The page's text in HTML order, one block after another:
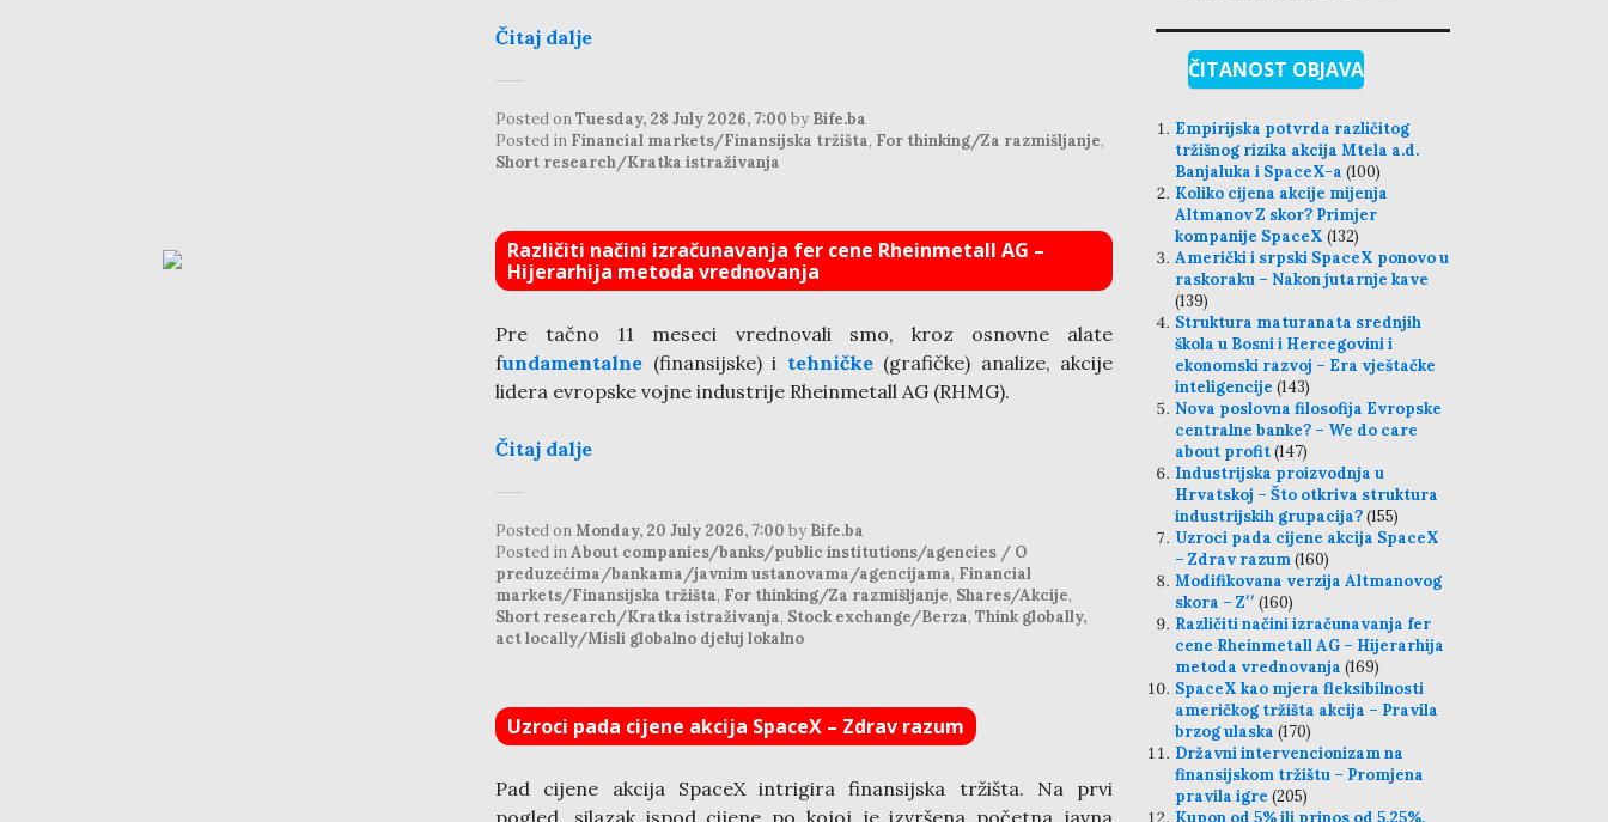
Čitaj dalje
Posted onTuesday, 28 July 2026, 7:00 by Bife.ba
Posted in Financial markets/Finansijska tržišta, For thinking/Za razmišljanje,
Short research/Kratka istraživanja
Različiti načini izračunavanja fer cene Rheinmetall AG –
Hijerarhija metoda vrednovanja
Pre tačno 11 meseci vrednovali smo, kroz osnovne alate
fundamentalne (finansijske) i tehničke(grafičke) analize, akcije
lidera evropske vojne industrije Rheinmetall AG (RHMG).
Čitaj dalje
Posted on Monday, 20 July 2026, 7:00 by Bife.ba
Posted inAbout companies/banks/public institutions/agencies / O
preduzećima/bankama/javnim ustanovama/agencijama, Financial
markets/Finansijska tržišta, For thinking/Za razmišljanje, Shares/Akcije,
Short research/Kratka istraživanja, Stock exchange/Berza, Think globally,
act locally/Misli globalno djeluj lokalno
Uzroci pada cijene akcija SpaceX – Zdrav razum
Pad cijene akcija SpaceX intrigira finansijska tržišta. Na prvi
pogled, silazak ispod cijene po kojoj je izvršena početna javna
ČITANOST OBJAVA
Empirijska potvrda različitog
tržišnog rizika akcija Mtela a.d.
Banjaluka i SpaceX-a (100)
Koliko cijena akcije mijenja
Altmanov Z skor? Primjer
kompanije SpaceX (132)
Američki i srpski SpaceX ponovo u
raskoraku – Nakon jutarnje kave
(139)
Struktura maturanata srednjih
škola u Bosni i Hercegovini i
ekonomski razvoj – Era vještačke
inteligencije (143)
Nova poslovna filosofija Evropske
centralne banke? – We do care
about profit(147)
Industrijska proizvodnja u
Hrvatskoj – Što otkriva struktura
industrijskih grupacija?(155)
Uzroci pada cijene akcija SpaceX
– Zdrav razum(160)
Modifikovana verzija Altmanovog
skora – Z′′ (160)
Različiti načini izračunavanja fer
cene Rheinmetall AG – Hijerarhija
metoda vrednovanja (169)
SpaceX kao mjera fleksibilnosti
američkog tržišta akcija – Pravila
brzog ulaska (170)
Državni intervencionizam na
finansijskom tržištu – Promjena
pravila igre (205)
Kupon od 5% ili prinos od 5,25%,